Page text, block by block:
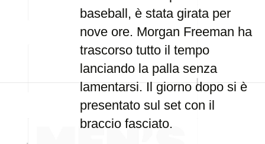
baseball, è stata girata per
nove ore. Morgan Freeman ha
trascorso tutto il tempo
lanciando la palla senza
lamentarsi. Il giorno dopo si è
presentato sul set con il
braccio fasciato.